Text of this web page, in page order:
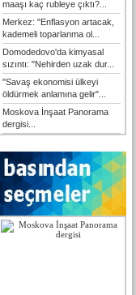
maaşı kaç rubleye çıktı?...
Merkez: "Enflasyon artacak,
kademeli toparlanma ol...
Domodedovo'da kimyasal
sızıntı: "Nehirden uzak dur...
"Savaş ekonomisi ülkeyi
öldürmek anlamına gelir"...
Moskova İnşaat Panorama
dergisi...